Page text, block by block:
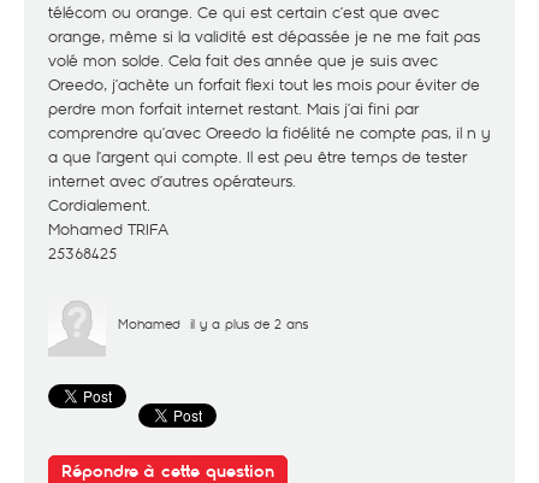
télécom ou orange. Ce qui est certain c’est que avec
orange, même si la validité est dépassée je ne me fait pas
volé mon solde. Cela fait des année que je suis avec
Oreedo, j’achète un forfait flexi tout les mois pour éviter de
perdre mon forfait internet restant. Mais j’ai fini par
comprendre qu’avec Oreedo la fidélité ne compte pas, il n y
a que l’argent qui compte. Il est peu être temps de tester
internet avec d’autres opérateurs.
Cordialement.
Mohamed TRIFA
25368425
Mohamed il y a plus de 2 ans
Répondre à cette question